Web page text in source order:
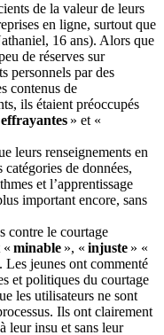
de la valeur de leurs
en ligne, surtout que
16 ans). Alors que
de réserves sur
personnels par des
contenus de
ils étaient préoccupés
effrayantes » et «
leurs renseignements en
de données,
et l’apprentissage
important encore, sans
contre le courtage
« minable », « injuste » «
Les jeunes ont commenté
et politiques du courtage
les utilisateurs ne sont
Ils ont clairement
leur insu et sans leur